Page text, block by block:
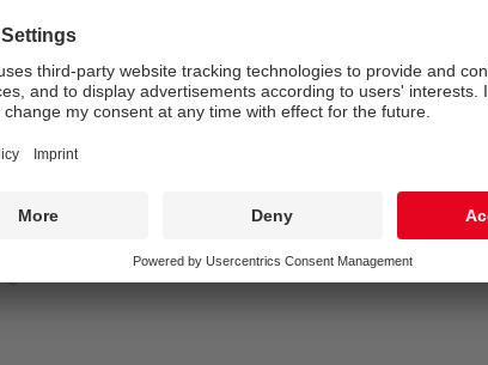
Tolérance de la couleur (MacAdam intial): 3
Durée de vie utile médiane*: L90 50000 h à 25 °C
Puissance du luminaire*: 11 W